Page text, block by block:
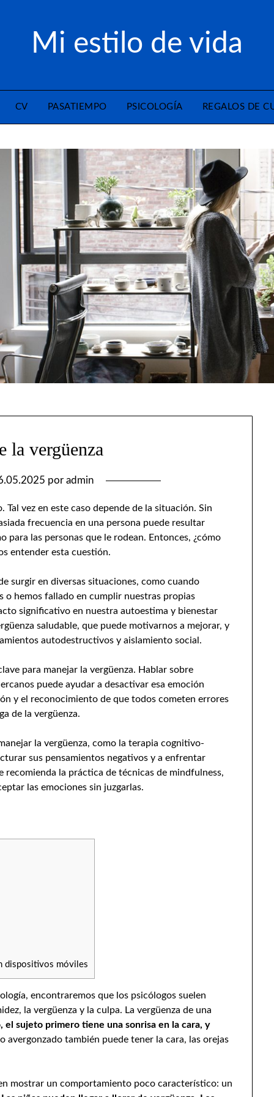
Mi estilo de vida
CV PASATIEMPO PSICOLOGÍA REGALOS DE
la vergüenza
por admin
vez en este caso depende de la situación. Sin
frecuencia en una persona puede resultar
las personas que le rodean. Entonces, ¿cómo
entender esta cuestión.
surgir en diversas situaciones, como cuando
o hemos fallado en cumplir nuestras propias
significativo en nuestra autoestima y bienestar
saludable, que puede motivarnos a mejorar, y
autodestructivos y aislamiento social.
para manejar la vergüenza. Hablar sobre
puede ayudar a desactivar esa emoción
y el reconocimiento de que todos cometen errores
de la vergüenza.
la vergüenza, como la terapia cognitivo-
sus pensamientos negativos y a enfrentar
recomienda la práctica de técnicas de mindfulness,
las emociones sin juzgarlas.
dispositivos móviles
encontraremos que los psicólogos suelen
la vergüenza y la culpa. La vergüenza de una
el sujeto primero tiene una sonrisa en la cara, y
avergonzado también puede tener la cara, las orejas
mostrar un comportamiento poco característico: un